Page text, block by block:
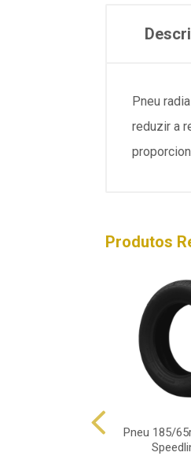
Pneu
reduzir a
Produtos
Pneu 185/